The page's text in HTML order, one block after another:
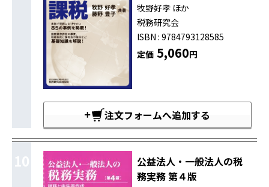
牧野好孝 ほか
税務研究会
ISBN : 9784793128585
定価5,060円
注文フォームへ追加する
10
公益法人・一般法人の税
務実務 第４版